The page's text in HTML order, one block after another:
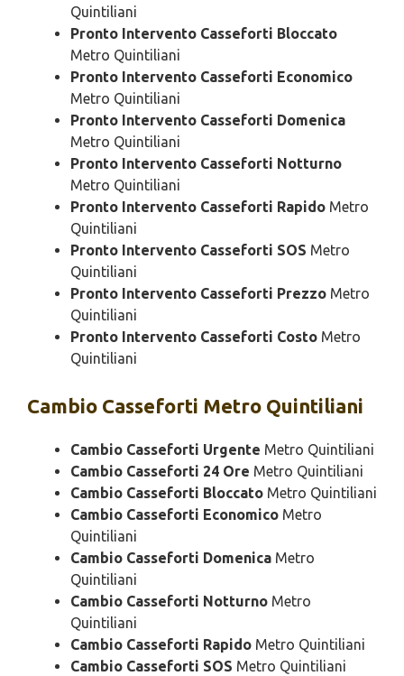
Quintiliani
Pronto Intervento Casseforti Bloccato
Metro Quintiliani
Pronto Intervento Casseforti Economico
Metro Quintiliani
Pronto Intervento Casseforti Domenica
Metro Quintiliani
Pronto Intervento Casseforti Notturno
Metro Quintiliani
Pronto Intervento Casseforti Rapido Metro
Quintiliani
Pronto Intervento Casseforti SOS Metro
Quintiliani
Pronto Intervento Casseforti Prezzo Metro
Quintiliani
Pronto Intervento Casseforti Costo Metro
Quintiliani
Cambio Casseforti Metro Quintiliani
Cambio Casseforti Urgente Metro Quintiliani
Cambio Casseforti 24 Ore Metro Quintiliani
Cambio Casseforti Bloccato Metro Quintiliani
Cambio Casseforti Economico Metro
Quintiliani
Cambio Casseforti Domenica Metro
Quintiliani
Cambio Casseforti Notturno Metro
Quintiliani
Cambio Casseforti Rapido Metro Quintiliani
Cambio Casseforti SOS Metro Quintiliani